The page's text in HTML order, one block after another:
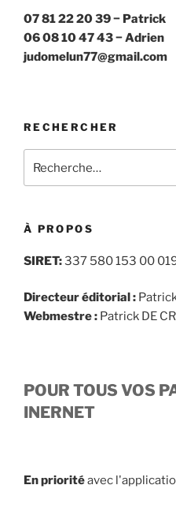
07 81 22 20 39 − Patrick
06 08 10 47 43 − Adrien
judomelun77@gmail.com
RECHERCHER
pour
À PROPOS
SIRET:337 580 153 00
Directeur éditorial :
Webmestre : Patrick DE
POUR TOUS VOS
INERNET
En prioritéavec